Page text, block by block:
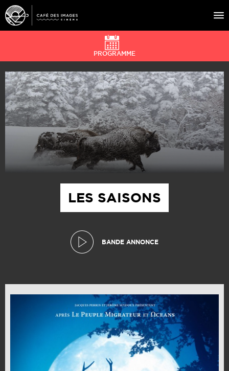
À L’AFFICHE
ÉVÉNEMENTS
CAFÉ DU CINÉ
PRATIQUE
ÉDUCATION AUX IMAGES
LES SAISONS
BANDE ANNONCE
PROGRAMME